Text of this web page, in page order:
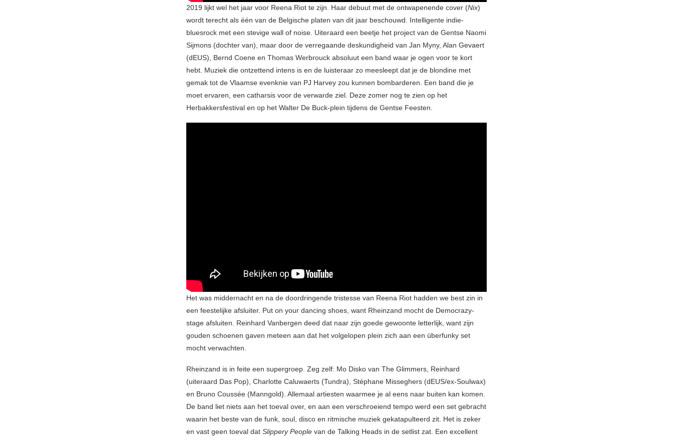
2019 lijkt wel het jaar voor Reena Riot te zijn. Haar debuut met de ontwapenende cover (Nix)
wordt terecht als één van de Belgische platen van dit jaar beschouwd. Intelligente indie-
bluesrock met een stevige wall of noise. Uiteraard een beetje het project van de Gentse Naomi
Sijmons (dochter van), maar door de verregaande deskundigheid van Jan Myny, Alan Gevaert
(dEUS), Bernd Coene en Thomas Werbrouck absoluut een band waar je ogen voor te kort
hebt. Muziek die ontzettend intens is en de luisteraar zo meesleept dat je de blondine met
gemak tot de Vlaamse evenknie van PJ Harvey zou kunnen bombarderen. Een band die je
moet ervaren, een catharsis voor de verwarde ziel. Deze zomer nog te zien op het
Herbakkersfestival en op het Walter De Buck-plein tijdens de Gentse Feesten.
Het was middernacht en na de doordringende tristesse van Reena Riot hadden we best zin in
een feestelijke afsluiter. Put on your dancing shoes, want Rheinzand mocht de Democrazy-
stage afsluiten. Reinhard Vanbergen deed dat naar zijn goede gewoonte letterlijk, want zijn
gouden schoenen gaven meteen aan dat het volgelopen plein zich aan een überfunky set
mocht verwachten.
Rheinzand is in feite een supergroep. Zeg zelf: Mo Disko van The Glimmers, Reinhard
(uiteraard Das Pop), Charlotte Caluwaerts (Tundra), Stéphane Misseghers (dEUS/ex-Soulwax)
en Bruno Coussée (Manngold). Allemaal artiesten waarmee je al eens naar buiten kan komen.
De band liet niets aan het toeval over, en aan een verschroeiend tempo werd een set gebracht
waarin het beste van de funk, soul, disco en ritmische muziek gekatapulteerd zit. Het is zeker
en vast geen toeval dat Slippery People van de Talking Heads in de setlist zat. Een excellent